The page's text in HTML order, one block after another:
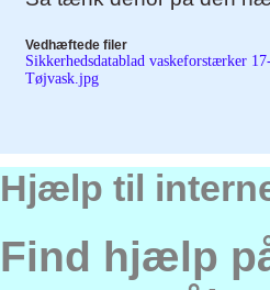
Vedhæftede filer
Sikkerhedsdatablad vaskeforstærker
Tøjvask.jpg
Hjælp til
Find hjælp